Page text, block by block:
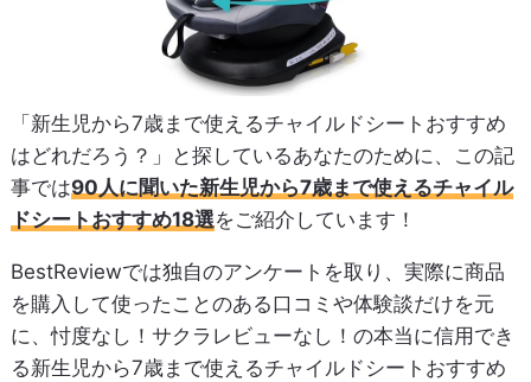
「新生児から7歳まで使えるチャイルドシートおすすめ
はどれだろう？」と探しているあなたのために、この記
事では90人に聞いた新生児から7歳まで使えるチャイル
ドシートおすすめ18選をご紹介しています！
BestReviewでは独自のアンケートを取り、実際に商品
を購入して使ったことのある口コミや体験談だけを元
に、忖度なし！サクラレビューなし！の本当に信用でき
る新生児から7歳まで使えるチャイルドシートおすすめ